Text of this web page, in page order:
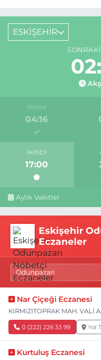
ESKİŞEHİR
İMSAK
04:16
İKINDI
17:00
Aylık Vakitler
Eskişehir
Eczaneler
Nar Çiçeği Eczanesi
KIRMIZITOPRAK MAH. VALİ
0 (222) 226 33 99 Yol
Kurtuluş Eczanesi